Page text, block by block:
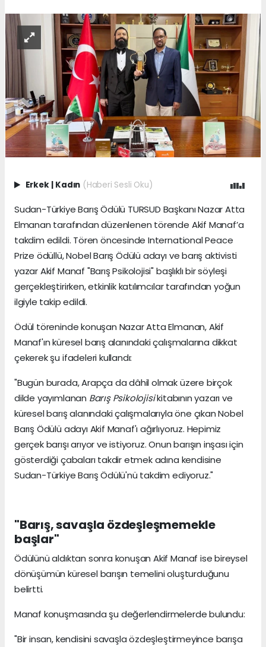
Erkek | Kadın (Haberi Sesli Oku)
Sudan-Türkiye Barış Ödülü TURSUD Başkanı Nazar Atta
Elmanan tarafından düzenlenen törende Akif Manaf’a
takdim edildi. Tören öncesinde International Peace
Prize ödüllü, Nobel Barış Ödülü adayı ve barış aktivisti
yazar Akif Manaf "Barış Psikolojisi" başlıklı bir söyleşi
gerçekleştirirken, etkinlik katılımcılar tarafından yoğun
ilgiyle takip edildi.
Ödül töreninde konuşan Nazar Atta Elmanan, Akif
Manaf'ın küresel barış alanındaki çalışmalarına dikkat
çekerek şu ifadeleri kullandı:
"Bugün burada, Arapça da dâhil olmak üzere birçok
dilde yayımlanan Barış Psikolojisikitabının yazarı ve
küresel barış alanındaki çalışmalarıyla öne çıkan Nobel
Barış Ödülü adayı Akif Manaf'ı ağırlıyoruz. Hepimiz
gerçek barışı arıyor ve istiyoruz. Onun barışın inşası için
gösterdiği çabaları takdir etmek adına kendisine
Sudan-Türkiye Barış Ödülü'nü takdim ediyoruz."
"Barış, savaşla özdeşleşmemekle
başlar"
Ödülünü aldıktan sonra konuşan Akif Manaf ise bireysel
dönüşümün küresel barışın temelini oluşturduğunu
belirtti.
Manaf konuşmasında şu değerlendirmelerde bulundu:
"Bir insan, kendisini savaşla özdeşleştirmeyince barışa